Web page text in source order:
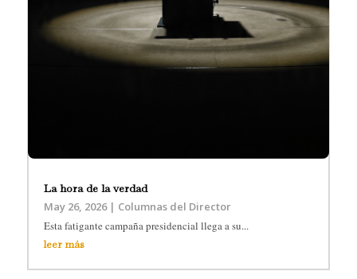
La hora de la verdad
May 26, 2026| Columnas del Director
Esta fatigante campaña presidencial llega a su...
leer más